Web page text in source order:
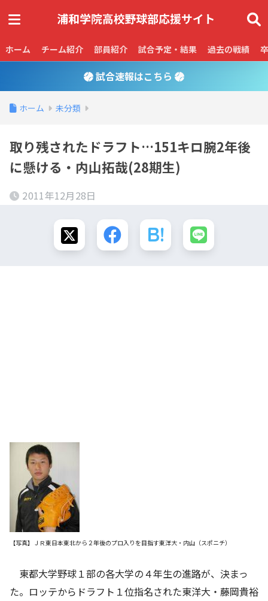
ホーム チーム紹介 部員紹介 試合予定・結果 過去の戦績
試合速報はこちら
ホーム 未分類
取り残されたドラフト…151キロ腕2年後
に懸ける・内山拓哉(28期生)
2011年12月28日
【写真】ＪＲ東日本東北から２年後のプロ入りを目指す東洋大・内山（スポニチ）
東都大学野球１部の各大学の４年生の進路が、決まっ
た。ロッテからドラフト１位指名された東洋大・藤岡貴裕